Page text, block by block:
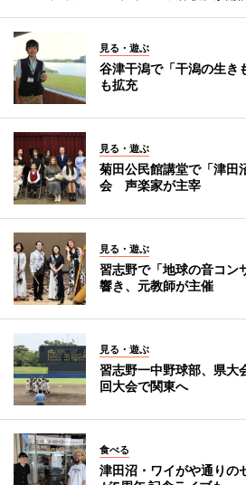
見る・遊ぶ
谷津干潟で「干潟の生
も拡充
見る・遊ぶ
菊田公民館講堂で「津田
会 声楽家が主宰
見る・遊ぶ
習志野で「地球の音コン
響き、元教師が主催
見る・遊ぶ
習志野一中野球部、県
回大会で関東へ
食べる
津田沼・ワイがや通りの